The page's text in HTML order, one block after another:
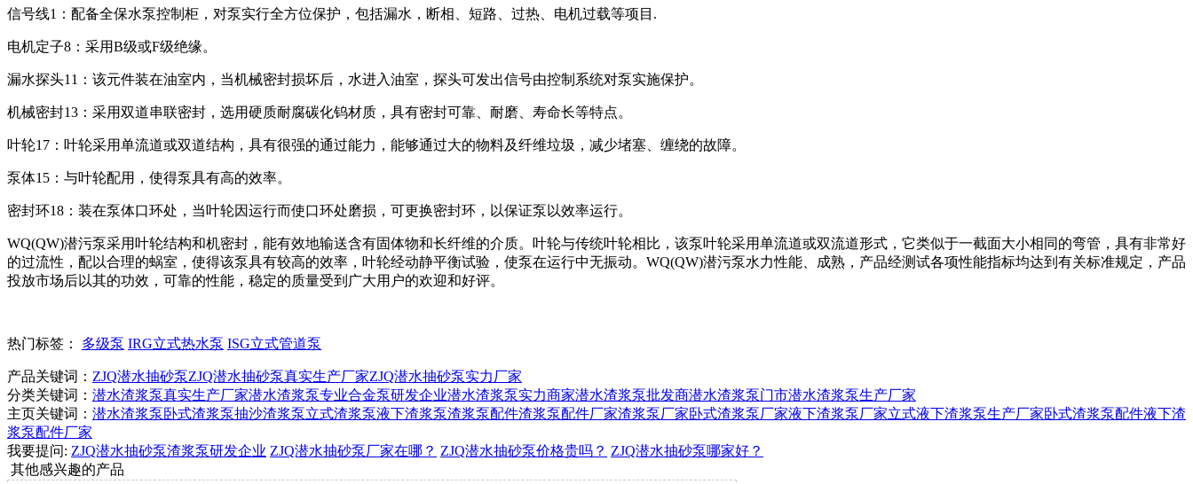
信号线1：配备全保水泵控制柜，对泵实行全方位保护，包括漏水，断相、短路、过热、电机过载等项目.
电机定子8：采用B级或F级绝缘。
漏水探头11：该元件装在油室内，当机械密封损坏后，水进入油室，探头可发出信号由控制系统对泵实施保护。
机械密封13：采用双道串联密封，选用硬质耐腐碳化钨材质，具有密封可靠、耐磨、寿命长等特点。
叶轮17：叶轮采用单流道或双道结构，具有很强的通过能力，能够通过大的物料及纤维垃圾，减少堵塞、缠绕的故障。
泵体15：与叶轮配用，使得泵具有高的效率。
密封环18：装在泵体口环处，当叶轮因运行而使口环处磨损，可更换密封环，以保证泵以效率运行。
WQ(QW)潜污泵采用叶轮结构和机密封，能有效地输送含有固体物和长纤维的介质。叶轮与传统叶轮相比，该泵叶轮采用单流道或双流道形式，它类似于一截面大小相同的弯管，具有非常好
的过流性，配以合理的蜗室，使得该泵具有较高的效率，叶轮经动静平衡试验，使泵在运行中无振动。WQ(QW)潜污泵水力性能、成熟，产品经测试各项性能指标均达到有关标准规定，产品
投放市场后以其的功效，可靠的性能，稳定的质量受到广大用户的欢迎和好评。
热门标签： 多级泵 IRG立式热水泵 ISG立式管道泵
产品关键词： ZJQ潜水抽砂泵ZJQ潜水抽砂泵真实生产厂家ZJQ潜水抽砂泵实力厂家
分类关键词： 潜水渣浆泵真实生产厂家潜水渣浆泵专业合金泵研发企业潜水渣浆泵实力商家潜水渣浆泵批发商潜水渣浆泵门市潜水渣浆泵生产厂家
主页关键词： 潜水渣浆泵卧式渣浆泵抽沙渣浆泵立式渣浆泵液下渣浆泵渣浆泵配件渣浆泵配件厂家渣浆泵厂家卧式渣浆泵厂家液下渣浆泵厂家立式液下渣浆泵生产厂家卧式渣浆泵配件液下渣
浆泵配件厂家
我要提问: ZJQ潜水抽砂泵渣浆泵研发企业 ZJQ潜水抽砂泵厂家在哪？ ZJQ潜水抽砂泵价格贵吗？ ZJQ潜水抽砂泵哪家好？
其他感兴趣的产品